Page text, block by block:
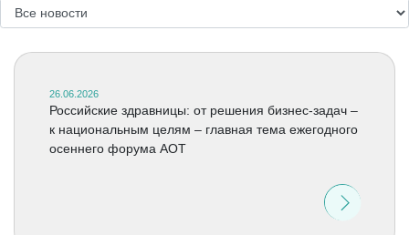
26.06.2026
Российские здравницы: от решения бизнес-задач –
к национальным целям – главная тема ежегодного
осеннего форума АОТ